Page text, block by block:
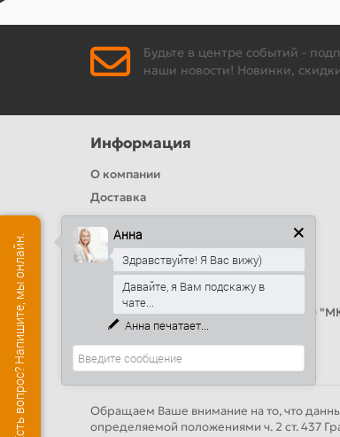
Будьте в центре событий -
наши новости! Новинки,
Информация
О компании
Доставка
Политика безопасности
Условия соглашения
Цвета RAL
Оплата
Калькулятор сэндвич панелей от ООО
Обращаем Ваше внимание на то, что
определяемой положениями ч. 2 ст. 437
Есть вопрос? Напишите, мы онлайн. Анна
Здравствуйте! Я Вас вижу)
Давайте, я Вам подскажу в
чате...
Анна печатает...